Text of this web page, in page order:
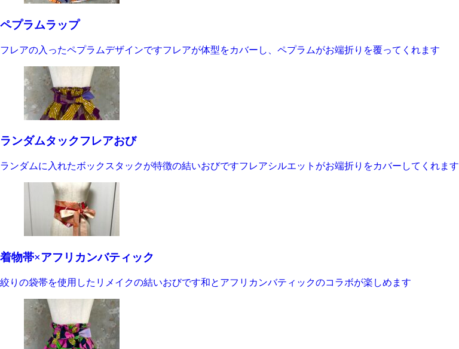
ペプラムラップ
フレアの入ったペプラムデザインですフレアが体型をカバーし、ペプラムがお端折りを覆ってくれます
ランダムタックフレアおび
ランダムに入れたボックスタックが特徴の結いおびですフレアシルエットがお端折りをカバーしてくれます
着物帯×アフリカンバティック
絞りの袋帯を使用したリメイクの結いおびです和とアフリカンバティックのコラボが楽しめます